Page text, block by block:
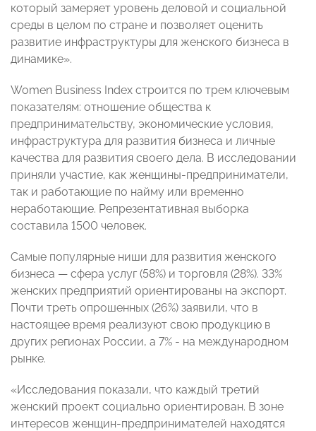
который замеряет уровень деловой и социальной
среды в целом по стране и позволяет оценить
развитие инфраструктуры для женского бизнеса в
динамике».
Women Business Index строится по трем ключевым
показателям: отношение общества к
предпринимательству, экономические условия,
инфраструктура для развития бизнеса и личные
качества для развития своего дела. В исследовании
приняли участие, как женщины-предприниматели,
так и работающие по найму или временно
неработающие. Репрезентативная выборка
составила 1500 человек.
Самые популярные ниши для развития женского
бизнеса — сфера услуг (58%) и торговля (28%). 33%
женских предприятий ориентированы на экспорт.
Почти треть опрошенных (26%) заявили, что в
настоящее время реализуют свою продукцию в
других регионах России, а 7% - на международном
рынке.
«Исследования показали, что каждый третий
женский проект социально ориентирован. В зоне
интересов женщин-предпринимателей находятся